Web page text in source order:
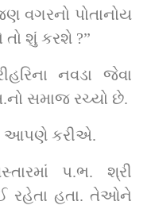
વગરનો પોતાનોય
તો શું કરશે ?”
નવડા જેવા
સમાજ રચ્યો છે.
આપણે કરીએ.
પ.ભ. શ્રી
રહેતા હતા. તેઓને